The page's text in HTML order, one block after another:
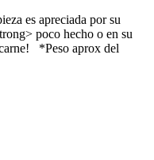
es apreciada por su
poco hecho o en su
carne! *Peso aprox del